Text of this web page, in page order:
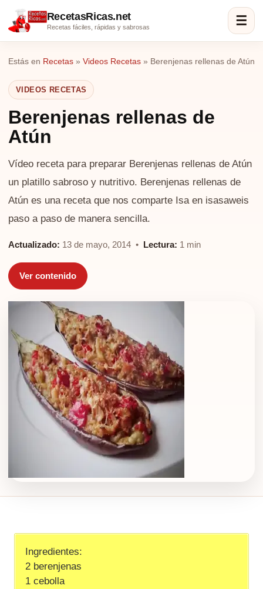
RecetasRicas.net
Recetas fáciles, rápidas y sabrosas ☰
Estás en Recetas » Videos Recetas » Berenjenas rellenas de Atún
VIDEOS RECETAS
Berenjenas rellenas de
Atún
Vídeo receta para preparar Berenjenas rellenas de Atún
un platillo sabroso y nutritivo. Berenjenas rellenas de
Atún es una receta que nos comparte Isa en isasaweis
paso a paso de manera sencilla.
Actualizado: 13 de mayo, 2014 • Lectura: 1 min
Ver contenido
Ingredientes:
2 berenjenas
1 cebolla